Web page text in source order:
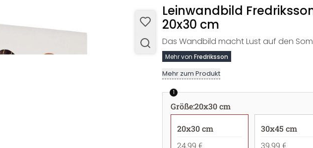
Leinwandbild
20x30 cm
Das Wandbild macht Lust auf den
Mehr von Fredriksson
Mehr zum Produkt
1
Größe:20x30 cm
20x30 cm
24,99 €
30x45 cm
39,99 €